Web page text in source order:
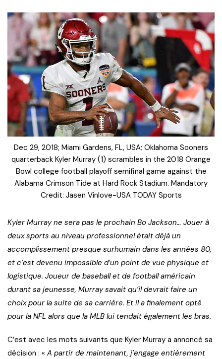
Dec 29, 2018; Miami Gardens, FL, USA; Oklahoma Sooners
quarterback Kyler Murray (1) scrambles in the 2018 Orange
Bowl college football playoff semifinal game against the
Alabama Crimson Tide at Hard Rock Stadium. Mandatory
Credit: Jasen Vinlove-USA TODAY Sports
Kyler Murray ne sera pas le prochain Bo Jackson… Jouer à
deux sports au niveau professionnel était déjà un
accomplissement presque surhumain dans les années 80,
et c’est devenu impossible d’un point de vue physique et
logistique. Joueur de baseball et de football américain
durant sa jeunesse, Murray savait qu’il devrait faire un
choix pour la suite de sa carrière. Et il a finalement opté
pour la NFL alors que la MLB lui tendait également les bras.
C’est avec les mots suivants que Kyler Murray a annoncé sa
décision : « A partir de maintenant, j’engage entièrement